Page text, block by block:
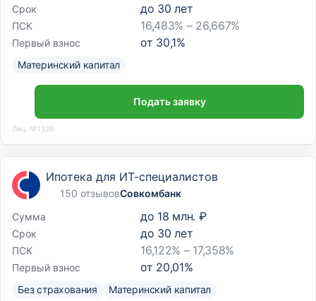
Срок до 30 лет
ПСК 16,483% – 26,667%
Первый взнос от 30,1%
Материнский капитал
Подать заявку
Лиц. №1326
Ипотека для ИТ-специалистов
150 отзывовСовкомбанк
Сумма
до 18 млн. ₽
Срок до 30 лет
ПСК 16,122% – 17,358%
Первый взнос от 20,01%
Без страхования Материнский капитал